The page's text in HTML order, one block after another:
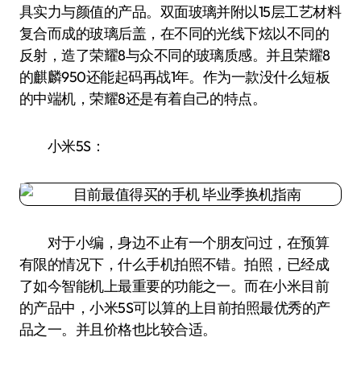
具实力与颜值的产品。双面玻璃并附以15层工艺材料
复合而成的玻璃后盖，在不同的光线下炫以不同的
反射，造了荣耀8与众不同的玻璃质感。并且荣耀8
的麒麟950还能起码再战1年。作为一款没什么短板
的中端机，荣耀8还是有着自己的特点。
小米5S：
对于小编，身边不止有一个朋友问过，在预算
有限的情况下，什么手机拍照不错。拍照，已经成
了如今智能机上最重要的功能之一。而在小米目前
的产品中，小米5S可以算的上目前拍照最优秀的产
品之一。并且价格也比较合适。